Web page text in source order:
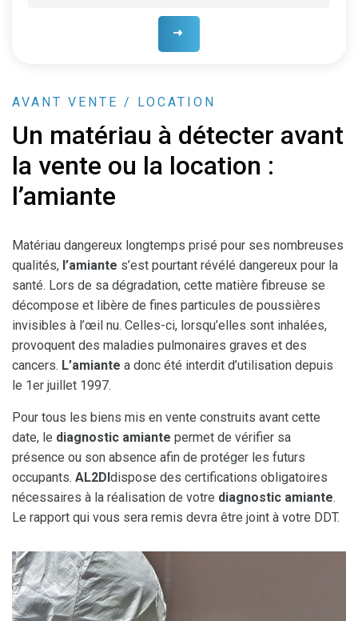
AVANT VENTE / LOCATION
Un matériau à détecter avant
la vente ou la location :
l’amiante
Matériau dangereux longtemps prisé pour ses nombreuses
qualités, l’amiante s’est pourtant révélé dangereux pour la
santé. Lors de sa dégradation, cette matière fibreuse se
décompose et libère de fines particules de poussières
invisibles à l’œil nu. Celles-ci, lorsqu’elles sont inhalées,
provoquent des maladies pulmonaires graves et des
cancers. L’amiante a donc été interdit d’utilisation depuis
le 1er juillet 1997.
Pour tous les biens mis en vente construits avant cette
date, le diagnostic amiante permet de vérifier sa
présence ou son absence afin de protéger les futurs
occupants. AL2DIdispose des certifications obligatoires
nécessaires à la réalisation de votre diagnostic amiante.
Le rapport qui vous sera remis devra être joint à votre DDT.